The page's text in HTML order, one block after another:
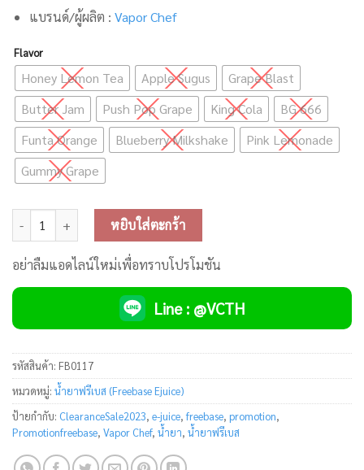
แบรนด์/ผู้ผลิต : Vapor Chef
Flavor
Honey Lemon Tea Apple Sugus
Grape Blast
Butter Jam
Push Pop Grape King Cola
BG 666
Funta Orange
Blueberry Milkshake
Pink Lemonade
Gummy Grape
จำนวน Vapor Chef Freebase ชิ้น
หยิบใส่ตะกร้า
อย่าลืมแอดไลน์ใหม่เพื่อทราบโปรโมชัน
Line : @VCTH
รหัสสินค้า: FB0117
หมวดหมู่: น้ำยาฟรีเบส (Freebase Ejuice)
ป้ายกำกับ: ClearanceSale2023, e-juice,freebase, promotion,
Promotionfreebase, Vapor Chef, น้ำยา, น้ำยาฟรีเบส